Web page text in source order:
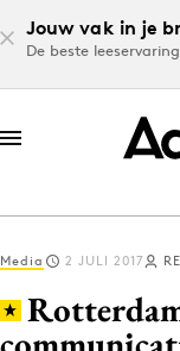
Jouw vak in je
De beste
Log in
Media 2 JULI 2017